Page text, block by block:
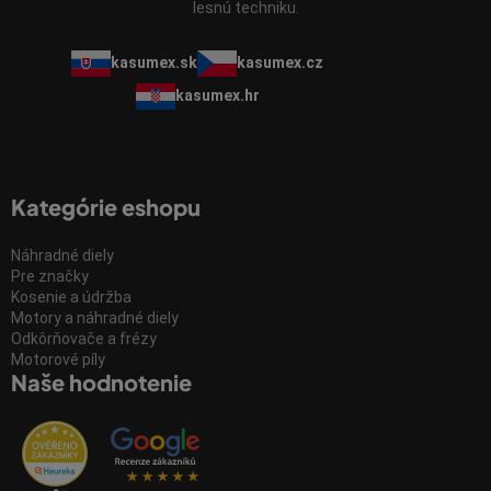
lesnú techniku.
kasumex.sk
kasumex.cz
kasumex.hr
Kategórie eshopu
Náhradné diely
Pre značky
Kosenie a údržba
Motory a náhradné diely
Odkôrňovače a frézy
Motorové píly
Naše hodnotenie